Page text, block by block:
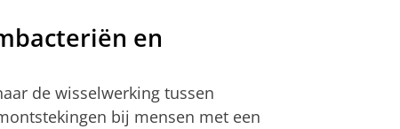
en
de wisselwerking tussen
bij mensen met een